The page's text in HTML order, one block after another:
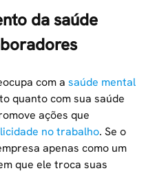
da saúde
com asaúde mental
quanto com sua saúde
ações que
no trabalho. Se o
apenas como um
que ele troca suas